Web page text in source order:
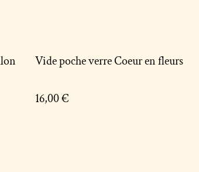
Vide poche verre Coeur en fleurs
16,00 €